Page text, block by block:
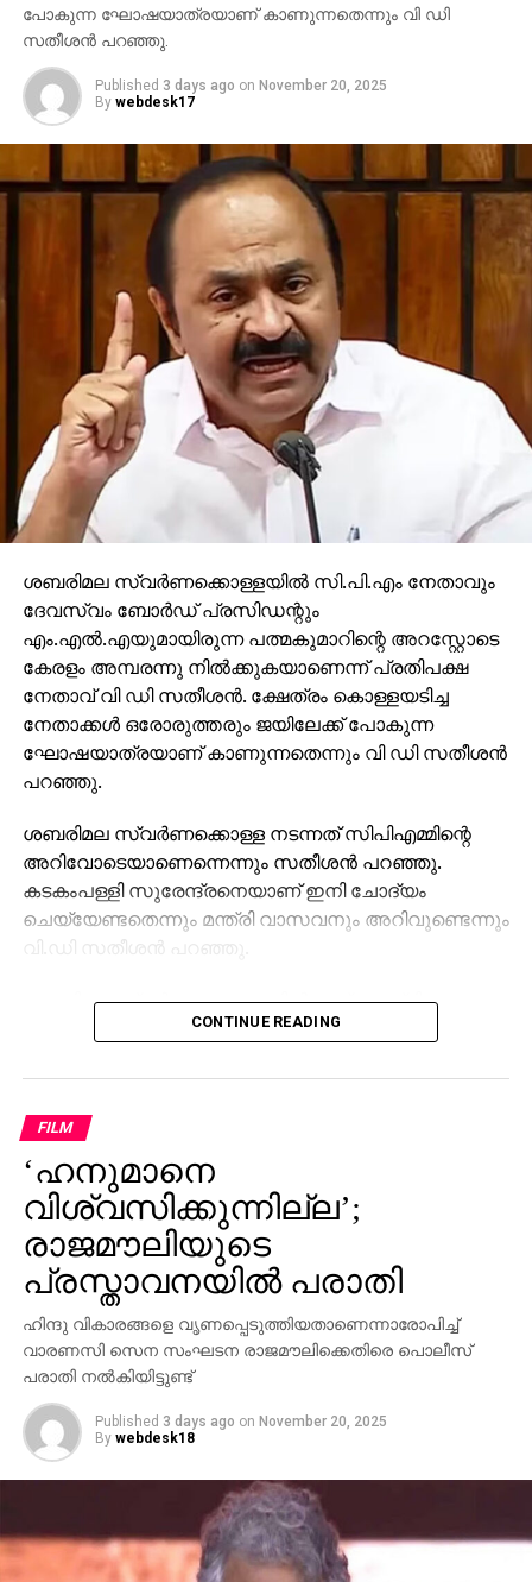
പോകുന്ന ഘോഷയാത്രയാണ് കാണുന്നതെന്നും വി ഡി
സതീശന്‍ പറഞ്ഞു.
Published 3 days ago on November 20, 2025
By webdesk17
ശബരിമല സ്വര്‍ണക്കൊള്ളയില്‍ സി.പി.എം നേതാവും
ദേവസ്വം ബോര്‍ഡ് പ്രസിഡന്റും
എം.എല്‍.എയുമായിരുന്ന പത്മകുമാറിന്റെ അറസ്റ്റോടെ
കേരളം അമ്പരന്നു നില്‍ക്കുകയാണെന്ന് പ്രതിപക്ഷ
നേതാവ് വി ഡി സതീശന്‍. ക്ഷേത്രം കൊള്ളയടിച്ച
നേതാക്കള്‍ ഒരോരുത്തരും ജയിലേക്ക് പോകുന്ന
ഘോഷയാത്രയാണ് കാണുന്നതെന്നും വി ഡി സതീശന്‍
പറഞ്ഞു.
ശബരിമല സ്വര്‍ണക്കൊള്ള നടന്നത് സിപിഎമ്മിന്റെ
അറിവോടെയാണെന്നെന്നും സതീശന്‍ പറഞ്ഞു.
കടകംപള്ളി സുരേന്ദ്രനെയാണ് ഇനി ചോദ്യം
ചെയ്യേണ്ടതെന്നും മന്ത്രി വാസവനും അറിവുണ്ടെന്നും
വി.ഡി സതീശന്‍ പറഞ്ഞു.
ശബരിമല സ്വര്‍ണക്കൊള്ളയില്‍ മുഖ്യമന്ത്രി
പിണറായി വിജയന്‍ എന്തുകൊണ്ട് മൗനം പാലിക്കുന്നു.
പാര്‍ട്ടിക്ക് ഒരു കുഴപ്പവുമില്ലെന്ന് പറയാന്‍ എം.വി
ഗോവിന്ദന് മാത്രമേ കഴിയൂവെന്നും വി.ഡി സതീശന്‍
പരിഹസിച്ചു. എന്തുകൊണ്ട് ദേവസ്വം ബോര്‍ഡ്
പോറ്റിക്കെതിരെ പരാതി നല്‍കിയില്ലെന്നും പോറ്റി
കുടുങ്ങിയാല്‍ പലരും കുടുങ്ങും എന്ന് സിപിഎമ്മിന്
അറിയാമായിരുന്നുവെന്നും അദ്ദേഹം കൂട്ടിച്ചേര്‍ത്തു.
CONTINUE READING
FILM
‘ഹനുമാനെ
വിശ്വസിക്കുന്നില്ല’;
രാജമൗലിയുടെ
പ്രസ്താവനയില്‍ പരാതി
ഹിന്ദു വികാരങ്ങളെ വൃണപ്പെടുത്തിയതാണെന്നാരോപിച്ച്
വാരണസി സെന സംഘടന രാജമൗലിക്കെതിരെ പൊലീസ്
പരാതി നല്‍കിയിട്ടുണ്ട്
Published 3 days ago on November 20, 2025
By webdesk18